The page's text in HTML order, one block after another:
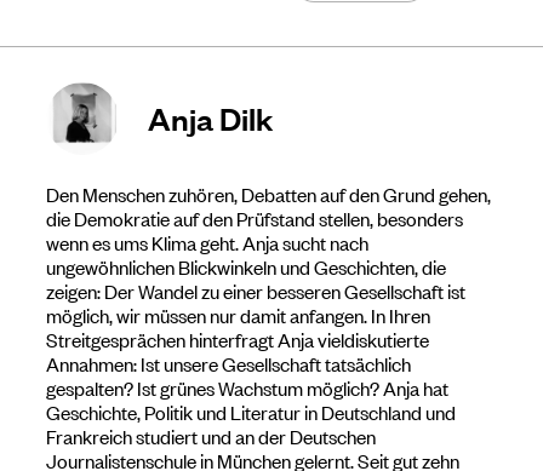
Anja Dilk
Den Menschen zuhören, Debatten auf den Grund gehen,
die Demokratie auf den Prüfstand stellen, besonders
wenn es ums Klima geht. Anja sucht nach
ungewöhnlichen Blickwinkeln und Geschichten, die
zeigen: Der Wandel zu einer besseren Gesellschaft ist
möglich, wir müssen nur damit anfangen. In Ihren
Streitgesprächen hinterfragt Anja vieldiskutierte
Annahmen: Ist unsere Gesellschaft tatsächlich
gespalten? Ist grünes Wachstum möglich? Anja hat
Geschichte, Politik und Literatur in Deutschland und
Frankreich studiert und an der Deutschen
Journalistenschule in München gelernt. Seit gut zehn